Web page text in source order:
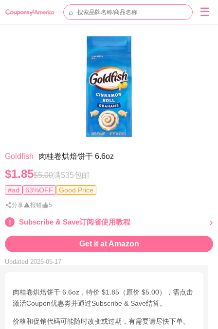
⌕ ☰
Goldfish 肉桂卷烘焙饼干 6.6oz
$1.85$5.00满$35包邮
#ad 63%OFF Good Price
分享 报错 5
Subscribe & Save订阅省使用教程
Get it at Amazon
Updated 2025-05-17
肉桂卷烘焙饼干 6.6oz，特价 $1.85（原价 $5.00），需点击
激活Coupon优惠劵并通过Subscribe & Save结算。
价格和促销代码可能随时改变或过期，有需要请尽快下单。